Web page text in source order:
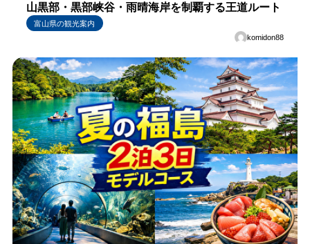
山黒部・黒部峡谷・雨晴海岸を制覇する王道ルート
富山県の観光案内
komidon88